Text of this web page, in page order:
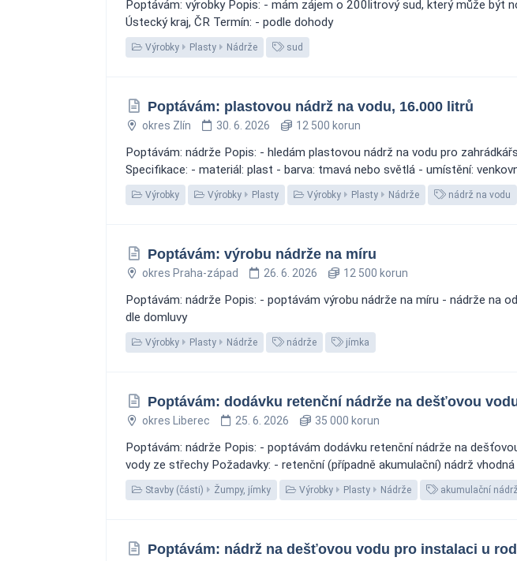
Poptávám: výrobky Popis: - mám zájem o 200litrový sud, který může
Ústecký kraj, ČR Termín: - podle dohody
Výrobky Plasty Nádrže sud
Poptávám: plastovou nádrž na vodu, 16.000 litrů
okres Zlín 30. 6. 2026 12 500 korun
Poptávám: nádrže Popis: - hledám plastovou nádrž na vodu pro
Specifikace: - materiál: plast - barva: tmavá nebo světlá - umístění:
Výrobky Výrobky Plasty Výrobky Plasty Nádrže nádrž na vodu
Poptávám: výrobu nádrže na míru
okres Praha-západ 26. 6. 2026 12 500 korun
Poptávám: nádrže Popis: - poptávám výrobu nádrže na míru - nádrže
dle domluvy
Výrobky Plasty Nádrže nádrže jímka
Poptávám: dodávku retenční nádrže na dešťovou
okres Liberec 25. 6. 2026 35 000 korun
Poptávám: nádrže Popis: - poptávám dodávku retenční nádrže na
vody ze střechy Požadavky: - retenční (případně akumulační) nádrž
Stavby (části) Žumpy, jímky Výrobky Plasty Nádrže akumulační nádrž
Poptávám: nádrž na dešťovou vodu pro instalaci u